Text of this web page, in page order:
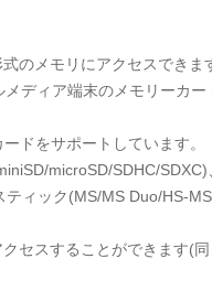
のメモリにアクセスできま
ディア端末のメモリーカ
ドをサポートしています。
microSD/SDHC/
ィック(MS/MS Duo/HS-
セスすることができます(